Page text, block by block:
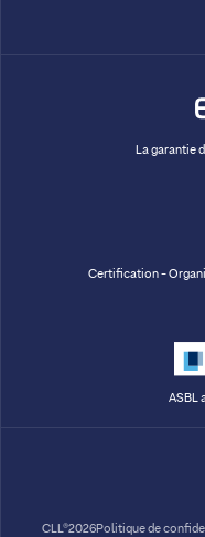
La garantie
Certification -
ASBL
CLL®2026Politique de